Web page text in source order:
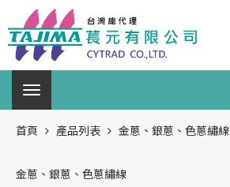
首頁 產品列表 金蔥、銀蔥、色蔥繡線
金蔥、銀蔥、色蔥繡線